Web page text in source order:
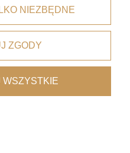
nowość
WMF
WMF Shades Pale Gold złota
NIEZBĘDNE
ZGODY